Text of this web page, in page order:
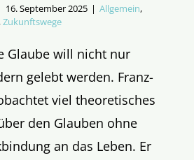
16. September 2025 | Allgemein,
Zukunftswege
Glaube will nicht nur
gelebt werden. Franz-
viel theoretisches
den Glauben ohne
an das Leben. Er